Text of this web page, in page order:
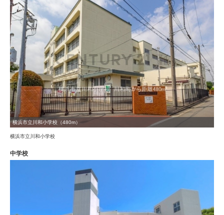
横浜市立川和小学校（480m）
横浜市立川和小学校
中学校